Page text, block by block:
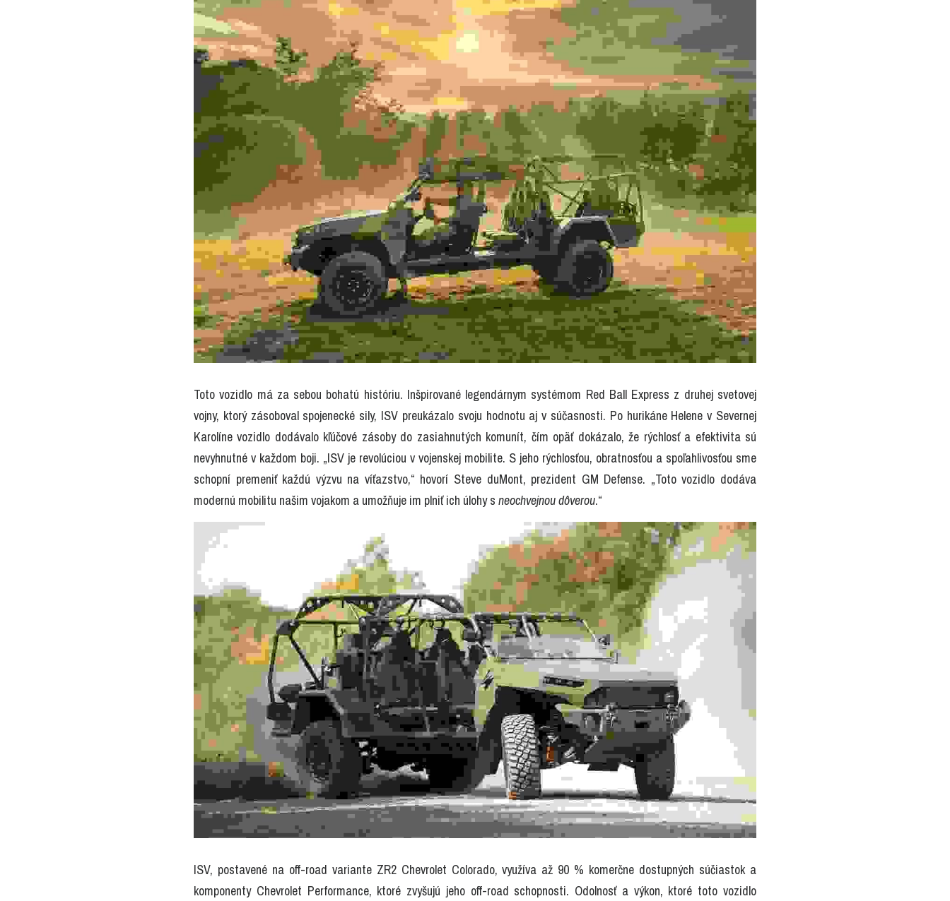
Toto vozidlo má za sebou bohatú históriu. Inšpirované legendárnym systémom Red Ball Express z druhej svetovej
vojny, ktorý zásoboval spojenecké sily, ISV preukázalo svoju hodnotu aj v súčasnosti. Po hurikáne Helene v Severnej
Karolíne vozidlo dodávalo kľúčové zásoby do zasiahnutých komunít, čím opäť dokázalo, že rýchlosť a efektivita sú
nevyhnutné v každom boji. „ISV je revolúciou v vojenskej mobilite. S jeho rýchlosťou, obratnosťou a spoľahlivosťou sme
schopní premeniť každú výzvu na víťazstvo,“ hovorí Steve duMont, prezident GM Defense. „Toto vozidlo dodáva
modernú mobilitu našim vojakom a umožňuje im plniť ich úlohy s neochvejnou dôverou.“
ISV, postavené na off-road variante ZR2 Chevrolet Colorado, využíva až 90 % komerčne dostupných súčiastok a
komponenty Chevrolet Performance, ktoré zvyšujú jeho off-road schopnosti. Odolnosť a výkon, ktoré toto vozidlo